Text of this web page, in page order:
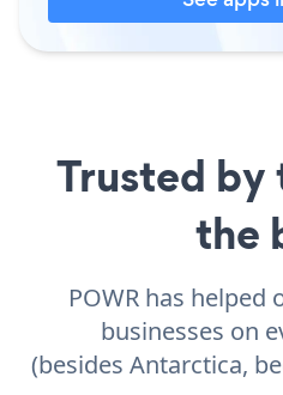
Trusted by
the
POWR has helped
businesses on
(besides Antarctica,